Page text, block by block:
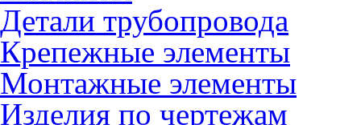
Детали трубопровода
Крепежные элементы
Монтажные элементы
Изделия по чертежам